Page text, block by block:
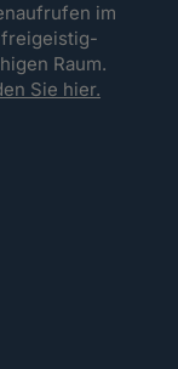
im
Raum.
Sie hier.